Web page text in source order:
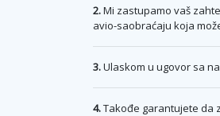
2.Mi zastupamo vaš
avio-saobraćaju koja
3.Ulaskom u ugovor sa
4.Takođe garantujete da